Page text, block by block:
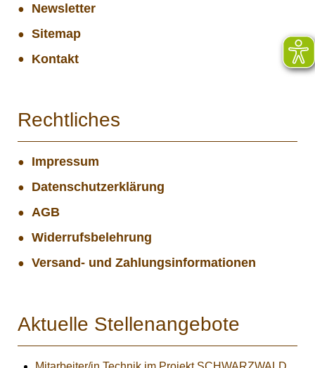
Newsletter
Sitemap
Kontakt
Rechtliches
Impressum
Datenschutzerklärung
AGB
Widerrufsbelehrung
Versand- und Zahlungsinformationen
Aktuelle Stellenangebote